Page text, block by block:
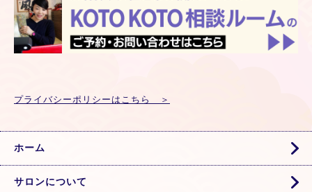
プライバシーポリシーはこちら ＞
ホーム
サロンについて